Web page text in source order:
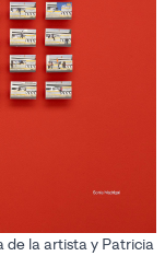
de la artista y Patricia